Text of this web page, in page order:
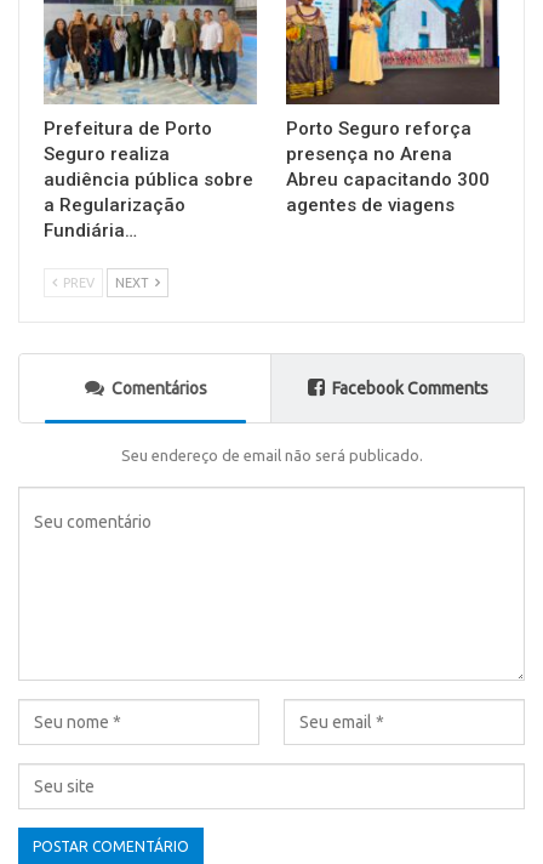
Prefeitura de Porto
Seguro realiza
audiência pública sobre
a Regularização
Fundiária…
Porto Seguro reforça
presença no Arena
Abreu capacitando 300
agentes de viagens
PREV NEXT
Comentários Facebook Comments
Seu endereço de email não será publicado.